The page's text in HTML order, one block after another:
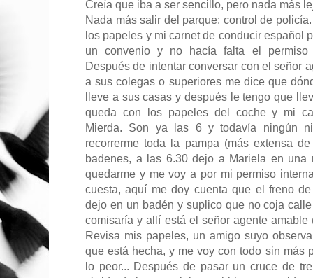
Creía que iba a ser sencillo, pero nada más
Nada más salir del parque: control de
los papeles y mi carnet de conducir español
un convenio y no hacía falta el permiso
Después de intentar conversar con el señor
a sus colegas o superiores me dice que
lleve a sus casas y después le tengo que
queda con los papeles del coche y mi
Mierda. Son ya las 6 y todavía ningún
recorrerme toda la pampa (más extensa
badenes, a las 6.30 dejo a Mariela en
quedarme y me voy a por mi permiso
cuesta, aquí me doy cuenta que el freno
dejo en un badén y suplico que no coja
comisaría y allí está el señor agente
Revisa mis papeles, un amigo suyo
que está hecha, y me voy con todo sin más
lo peor... Después de pasar un cruce de